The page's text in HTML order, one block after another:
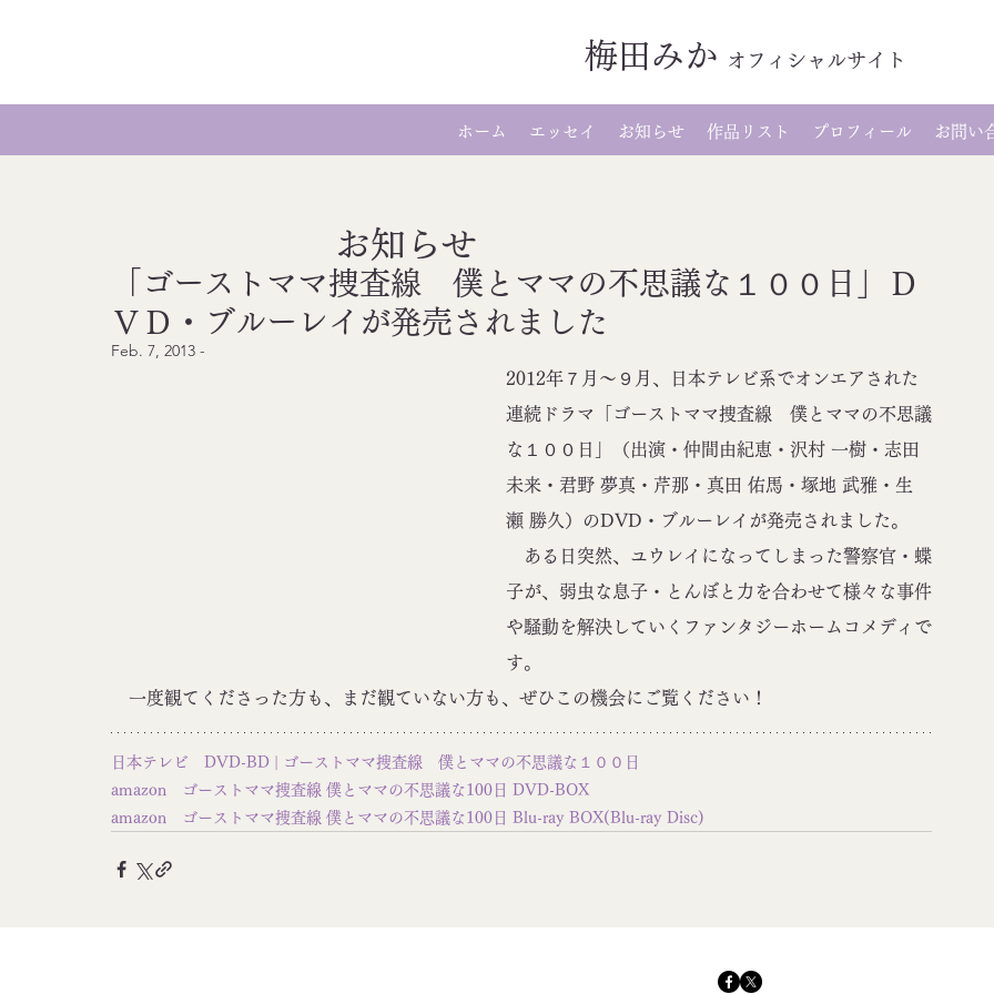
梅田みか オ フィシャルサイト
ホーム エッセイ お知らせ 作品リスト プロフィール お問い
「ゴーストママ捜査線 僕とママの不思議な１００日」Ｄ
ＶＤ・ブルーレイが発売されました
Feb. 7, 2013 -
2012年７月～９月、日本テレビ系でオンエアされた
連続ドラマ「ゴーストママ捜査線　僕とママの不思議
な１００日」（出演・仲間由紀恵・沢村 一樹・志田
未来・君野 夢真・芹那・真田 佑馬・塚地 武雅・生
瀬 勝久）のDVD・ブルーレイが発売されました。
ある日突然、ユウレイになってしまった警察官・蝶
子が、弱虫な息子・とんぼと力を合わせて様々な事件
や騒動を解決していくファンタジーホームコメディで
す。
一度観てくださった方も、まだ観ていない方も、ぜひこの機会にご覧ください！
日本テレビ　DVD-BD | ゴーストママ捜査線　僕とママの不思議な１００日
amazon　ゴーストママ捜査線 僕とママの不思議な100日 DVD-BOX
amazon　ゴーストママ捜査線 僕とママの不思議な100日 Blu-ray BOX(Blu-ray Disc)
お知らせ